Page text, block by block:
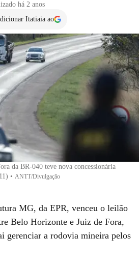
há 2 anos
Itatiaia ao
da BR-040 teve nova concessionária
• ANTT/Divulgação
MG, da EPR, venceu o leilão
Belo Horizonte e Juiz de Fora,
gerenciar a rodovia mineira pelos